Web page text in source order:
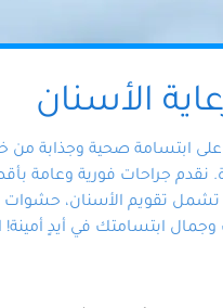
الأسنان
ابتسامة صحية وجذابة
جراحات فورية وعامة
تقويم الأسنان، حشوات
ابتسامتك في أيدٍ أمينة!